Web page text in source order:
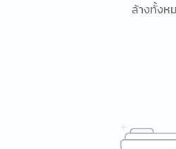
ล้างทั้งห